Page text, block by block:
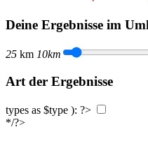
Deine Ergebnisse im
25 km 10km
Art der Ergebnisse
types as $type ): ?>
*/?>